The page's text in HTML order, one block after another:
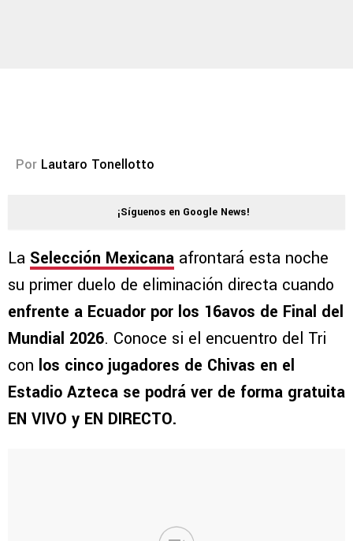
Por Lautaro Tonellotto
¡Síguenos en Google News!
La Selección Mexicana afrontará esta noche
su primer duelo de eliminación directa cuando
enfrente a Ecuador por los 16avos de Final del
Mundial 2026. Conoce si el encuentro del Tri
con los cinco jugadores de Chivas en el
Estadio Azteca se podrá ver de forma gratuita
EN VIVO y EN DIRECTO.